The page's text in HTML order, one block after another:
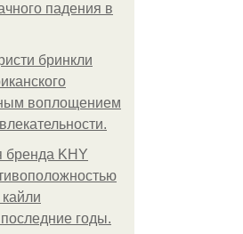
падения в
бринкли
воплощением
бренда KHY
годы.